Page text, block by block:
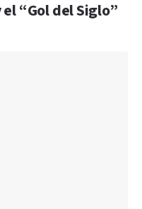
“Gol del Siglo”